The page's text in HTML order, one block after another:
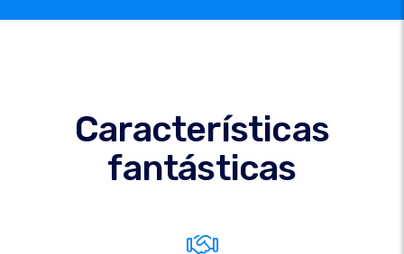
Características
fantásticas